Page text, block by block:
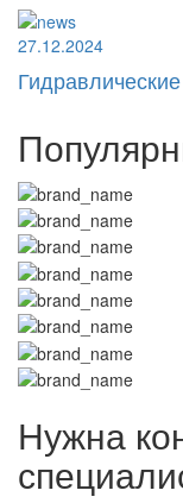
27.12.2024
Нужна